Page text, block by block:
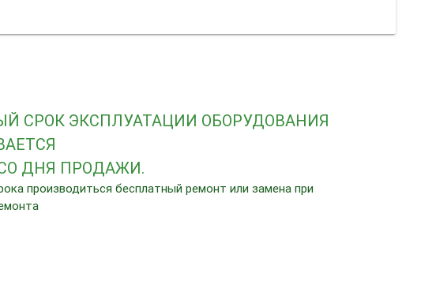
СРОК ЭКСПЛУАТАЦИИ ОБОРУДОВАНИЯ
ДНЯ ПРОДАЖИ.
производиться бесплатный ремонт или замена при